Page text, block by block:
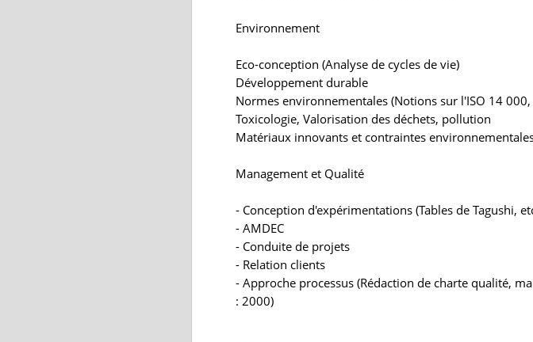
Environnement
Eco-conception (Analyse de cycles de vie)
Développement durable
Normes environnementales (Notions sur l'ISO 14
Toxicologie, Valorisation des déchets, pollution
Matériaux innovants et contraintes
Management et Qualité
- Conception d'expérimentations (Tables de Tagushi,
- AMDEC
- Conduite de projets
- Relation clients
- Approche processus (Rédaction de charte qualité,
: 2000)